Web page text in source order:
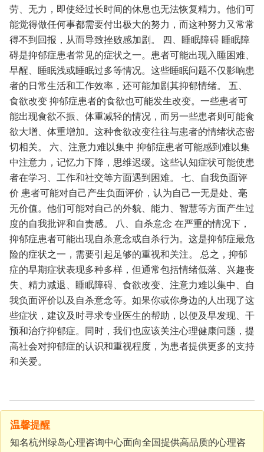
劳、无力，即使经过长时间的休息也无法恢复精力。他们可
能觉得做任何事都需要付出极大的努力，而这种努力又常常
得不到回报，从而导致挫败感加剧。
四、睡眠障碍睡眠障
碍是抑郁症患者常见的症状之一。患者可能出现入睡困难、
早醒、睡眠浅或睡眠过多等情况。这些睡眠问题不仅影响患
者的日常生活和工作效率，还可能加剧其抑郁情绪。
五、
食欲改变抑郁症患者的食欲也可能发生改变。一些患者可
能出现食欲不振、体重减轻的情况，而另一些患者则可能食
欲大增、体重增加。这种食欲改变往往与患者的情绪状态密
切相关。
六、注意力难以集中 抑郁症患者可能感到难以集
中注意力，记忆力下降，思维迟缓。这些认知症状可能使患
者在学习、工作和社交等方面遇到困难。
七、自我负面评
价 患者可能对自己产生负面评价，认为自己一无是处、毫
无价值。他们可能对自己的外貌、能力、智慧等方面产生过
度的自我批评和自责感。
八、自杀意念 在严重的情况下，
抑郁症患者可能出现自杀意念或自杀行为。这是抑郁症最危
险的症状之一，需要引起足够的重视和关注。
总之，抑郁
症的早期症状表现多种多样，但通常包括情绪低落、兴趣丧
失、精力减退、睡眠障碍、食欲改变、注意力难以集中、自
我负面评价以及自杀意念等。如果你或你身边的人出现了这
些症状，建议及时寻求专业医生的帮助，以便及早发现、干
预和治疗抑郁症。同时，我们也应该关注心理健康问题，提
高社会对抑郁症的认识和重视程度，为患者提供更多的支持
和关爱。
温馨提醒
知名杭州绿岛心理咨询中心面向全国提供高品质的心理咨